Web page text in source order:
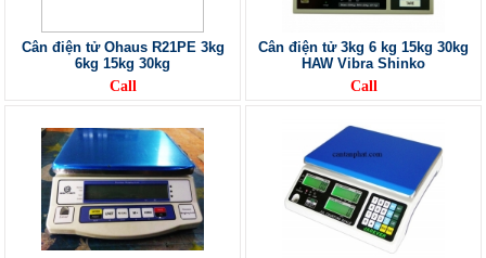
Cân điện tử Ohaus R21PE 3kg
6kg 15kg 30kg
Call
Cân điện tử 3kg 6 kg 15kg 30kg
HAW Vibra Shinko
Call